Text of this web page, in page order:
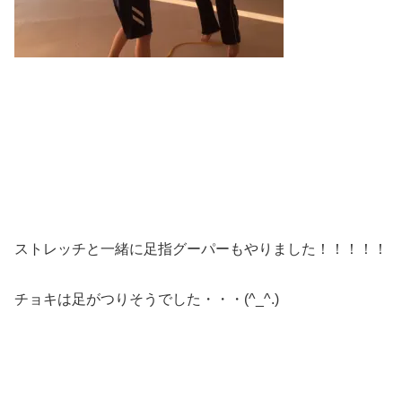
ストレッチと一緒に足指グーパーもやりました！！！！！
チョキは足がつりそうでした・・・(^_^.)